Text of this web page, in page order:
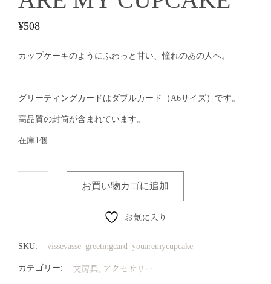
¥508
カップケーキのようにふわっと甘い、憧れのあの人へ。
グリーティングカードはダブルカード（A6サイズ）です。
高品質の封筒が含まれています。
在庫1個
お買い物カゴに追加
お気に入り
SKU: vissevasse_greetingcard_youaremycupcake
カテゴリー: 文房具 アクセサリー